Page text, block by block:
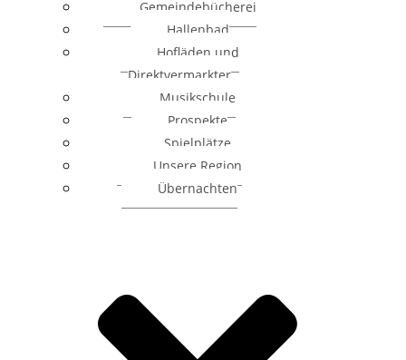
Gemeindebücherei
Hallenbad
Hofläden und
Direktvermarkter
Musikschule
Prospekte
Spielplätze
Unsere Region
Übernachten